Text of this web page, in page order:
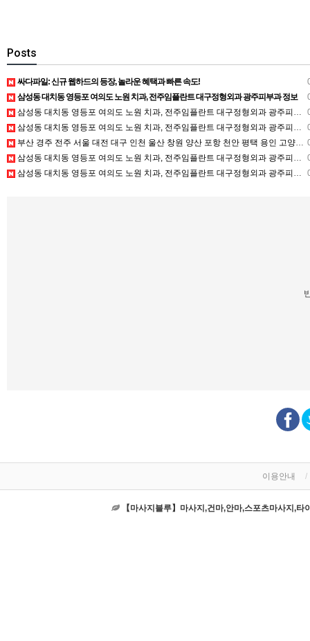
Posts
싸다파일: 신규 웹하드의 등장, 놀라운 혜택과 빠른 속도!
삼성동 대치동 영등포 여의도 노원 치과, 전주임플란트 대구정형외과 광주피부과 정보
삼성동 대치동 영등포 여의도 노원 치과, 전주임플란트 대구정형외과 광주피부과 정보
삼성동 대치동 영등포 여의도 노원 치과, 전주임플란트 대구정형외과 광주피부과 정보
부산 경주 전주 서울 대전 대구 인천 울산 창원 양산 포항 천안 평택 용인 고양 성남 수원 일수, 미용학원, 가족사진, 점집, 한복대여, 독학재수학원, 재회부적 정보
삼성동 대치동 영등포 여의도 노원 치과, 전주임플란트 대구정형외과 광주피부과 정보
삼성동 대치동 영등포 여의도 노원 치과, 전주임플란트 대구정형외과 광주피부과 정보
이용안내
【마사지블루】마사지,건마,안마,스포츠마사지,